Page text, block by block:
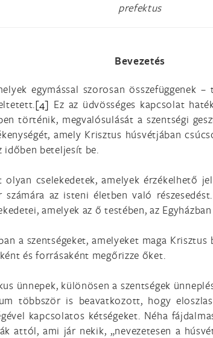
prefektus
Bevezetés
egymással szorosan
[4] Ez az üdvösséges kapcsolat
történik, megvalósulását a szentségi
amely Krisztus húsvétjában
időben beteljesít be.
cselekedetek, amelyek érzékelhető
az isteni életben való
amelyek az ő testében, az
a szentségeket, amelyeket maga
és forrásaként megőrizze őket.
ünnepek, különösen a szentségek
többször is beavatkozott, hogy
kapcsolatos kétségeket. Néha
attól, ami jár nekik, „nevezetesen a